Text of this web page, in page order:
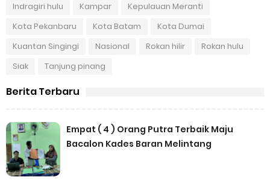
Indragiri hulu
Kampar
Kepulauan Meranti
Kota Pekanbaru
Kota Batam
Kota Dumai
Kuantan Singingi
Nasional Rokan hilir
Rokan hulu
Siak
Tanjung pinang
Berita Terbaru
Empat ( 4 ) Orang Putra Terbaik Maju
Bacalon Kades Baran Melintang